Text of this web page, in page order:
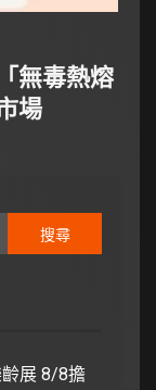
無毒熱熔
場
展 8/8擔